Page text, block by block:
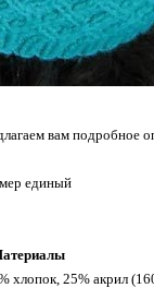
вам подробное
единый
хлопок, 25% акрил